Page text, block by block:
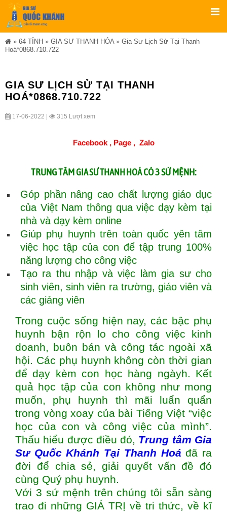
» 64 TỈNH » GIA SƯ THANH HÓA» Gia Sư Lịch Sử Tại Thanh
Hoá*0868.710.722
GIA SƯ LỊCH SỬ TẠI THANH
HOÁ*0868.710.722
17-06-2022 | 315 Lượt xem
Facebook , Page, Zalo
TRUNG TÂMGIA SƯ THANH HOÁCÓ 3 SỨ MỆNH:
Góp phần nâng cao chất lượng giáo dục
của Việt Nam thông qua việc dạy kèm tại
nhà và dạy kèm online
Giúp phụ huynh trên toàn quốc yên tâm
việc học tập của con để tập trung 100%
năng lượng cho công việc
Tạo ra thu nhập và việc làm gia sư cho
sinh viên, sinh viên ra trường, giáo viên và
các giảng viên
Trong cuộc sống hiện nay, các bậc phụ
huynh bận rộn lo cho công việc kinh
doanh, buôn bán và công tác ngoài xã
hội. Các phụ huynh không còn thời gian
để dạy kèm con học hàng ngàyh. Kết
quả học tập của con không như mong
muốn, phụ huynh thì mãi luẩn quẩn
trong vòng xoay của bài Tiếng Việt “việc
học của con và công việc của mình”.
Thấu hiểu được điều đó, Trung tâm Gia
Sư Quốc Khánh Tại Thanh Hoá đã ra
đời để chia sẻ, giải quyết vấn đề đó
cùng Quý phụ huynh.
Với 3 sứ mệnh trên chúng tôi sẵn sàng
trao đi những GIÁ TRỊ về tri thức, về kĩ